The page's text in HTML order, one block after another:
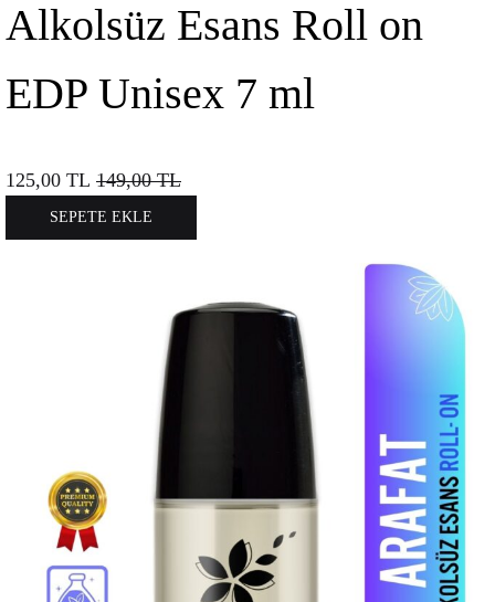
Alkolsüz Esans Roll on
EDP Unisex 7 ml
125,00 TL 149,00TL
SEPETE EKLE